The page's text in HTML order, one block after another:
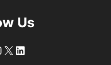
Us
X LinkedIn